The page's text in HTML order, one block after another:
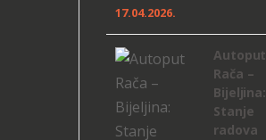
17.04.2026.
Autoput
Rača –
Bijeljina:
Stanje
radova